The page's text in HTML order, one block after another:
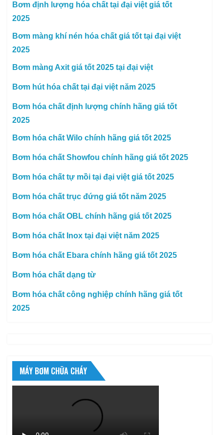
Bơm định lượng hóa chất tại đại việt giá tốt
2025
Bơm màng khí nén hóa chất giá tốt tại đại việt
2025
Bơm màng Axit giá tốt 2025 tại đại việt
Bơm hút hóa chất tại đại việt năm 2025
Bơm hóa chất định lượng chính hãng giá tốt
2025
Bơm hóa chất Wilo chính hãng giá tốt 2025
Bơm hóa chất Showfou chính hãng giá tốt 2025
Bơm hóa chất tự mồi tại đại việt giá tốt 2025
Bơm hóa chất trục đứng giá tốt năm 2025
Bơm hóa chất OBL chính hãng giá tốt 2025
Bơm hóa chất Inox tại đại việt năm 2025
Bơm hóa chất Ebara chính hãng giá tốt 2025
Bơm hóa chất dạng từ
Bơm hóa chất công nghiệp chính hãng giá tốt
2025
MÁY BƠM CHỮA CHÁY